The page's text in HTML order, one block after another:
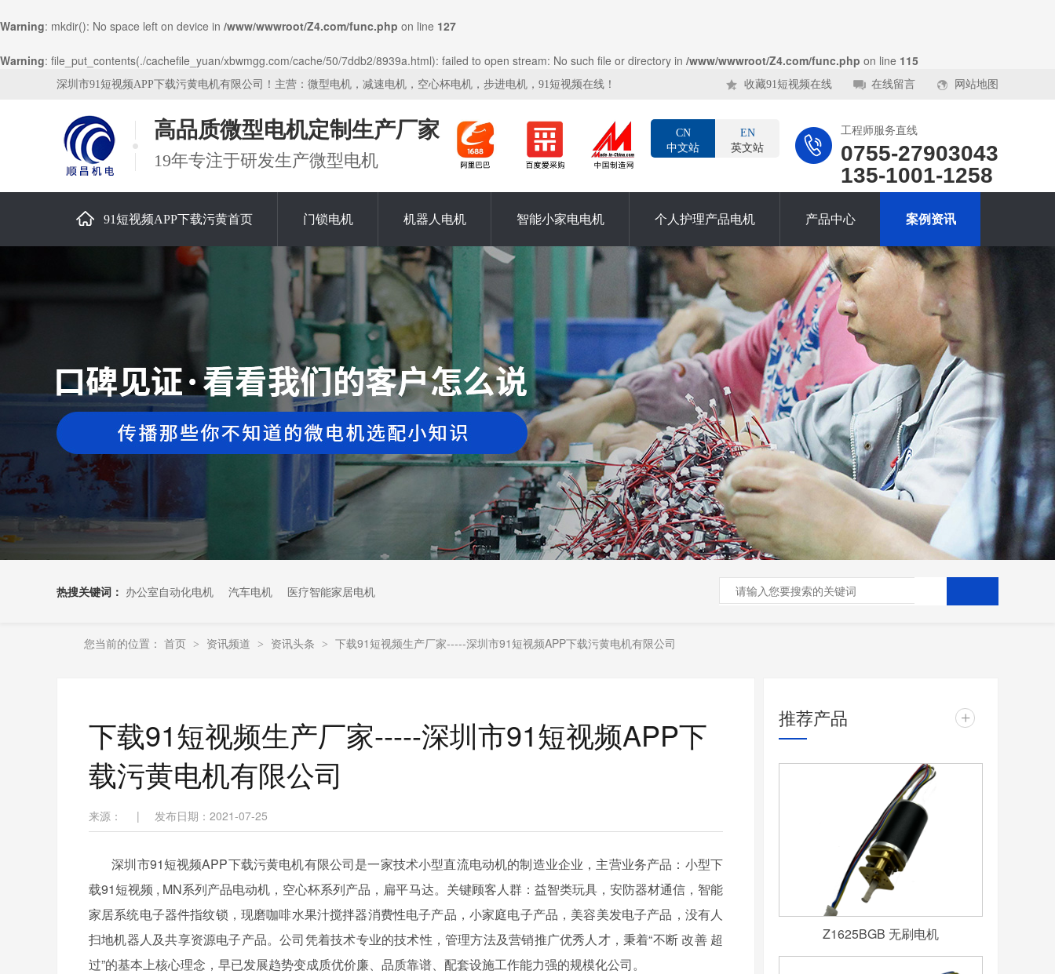
Warning: mkdir(): No space left on device in /www/wwwroot/Z4.com/func.php on line 127
Warning: file_put_contents(./cachefile_yuan/xbwmgg.com/cache/50/7ddb2/8939a.html): failed to open stream: No such file or directory in /www/wwwroot/Z4.com/func.php on line 115
收藏91短视频在线 在线留言 网站地图
深圳市91短视频APP下载污黄电机有限公司！主营：微型电机，减速电机，空心杯电机，步进电机，91短视频在线！
高品质微型电机定制生产厂家
19年专注于研发生产微型电机
工程师服务直线
0755-27903043
135-1001-1258
CN
中文站
EN
英文站
91短视频APP下载污黄首页 门锁电机 机器人电机 智能小家电电机 个人护理产品电机 产品中心 案例资讯
关于91短视频APP下载污黄
热搜关键词： 办公室自动化电机 汽车电机 医疗智能家居电机
您当前的位置： 首页 > 资讯频道 > 资讯头条 > 下载91短视频生产厂家-----深圳市91短视频APP下载污黄电机有限公司
下载91短视频生产厂家-----深圳市91短视频APP下
载污黄电机有限公司
来源： | 发布日期：2021-07-25
深圳市91短视频APP下载污黄电机有限公司是一家技术小型直流电动机的制造业企业，主营业务产品：小型下
载91短视频 , MN系列产品电动机，空心杯系列产品，扁平马达。关键顾客人群：益智类玩具，安防器材通信，智能
家居系统电子器件指纹锁，现磨咖啡水果汁搅拌器消费性电子产品，小家庭电子产品，美容美发电子产品，没有人
扫地机器人及共享资源电子产品。公司凭着技术专业的技术性，管理方法及营销推广优秀人才，秉着“不断 改善 超
过”的基本上核心理念，早已发展趋势变成质优价廉、品质靠谱、配套设施工作能力强的规模化公司。
推荐产品 +
Z1625BGB 无刷电机